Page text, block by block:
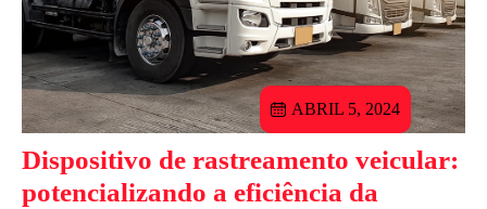
ABRIL 5, 2024
Dispositivo de rastreamento veicular:
potencializando a eficiência da